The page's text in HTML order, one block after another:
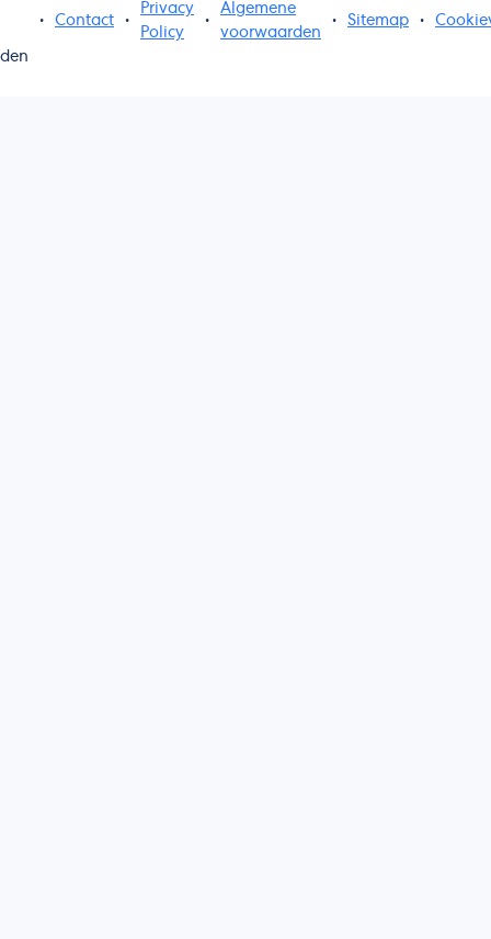
• Contact •
Privacy
Policy
•
Algemene
voorwaarden
• Sitemap •